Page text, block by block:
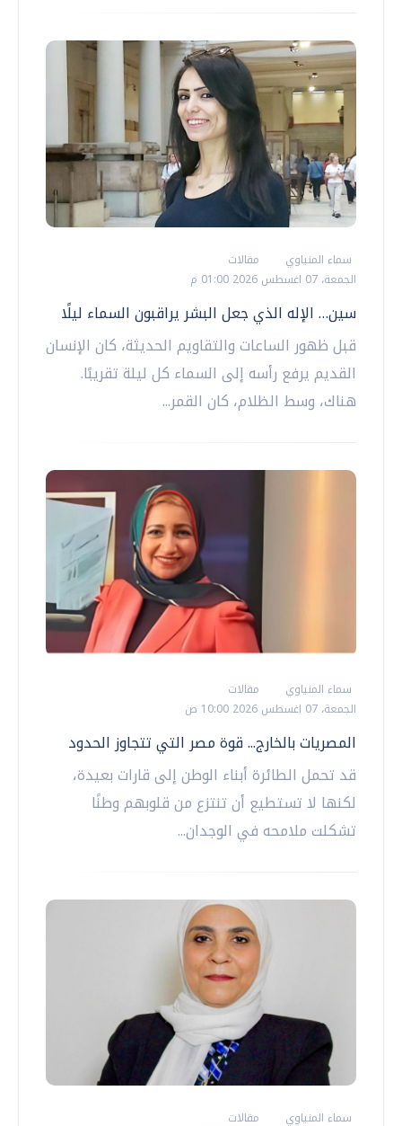
سماء المنياوي
مقالات
الجمعة، 07 اغسطس 2026 01:00 م
سين… الإله الذي جعل البشر يراقبون السماء ليلًا
قبل ظهور الساعات والتقاويم الحديثة، كان الإنسان
القديم يرفع رأسه إلى السماء كل ليلة تقريبًا.
هناك، وسط الظلام، كان القمر...
سماء المنياوي
مقالات
الجمعة، 07 اغسطس 2026 10:00 ص
المصريات بالخارج... قوة مصر التي تتجاوز الحدود
قد تحمل الطائرة أبناء الوطن إلى قارات بعيدة،
لكنها لا تستطيع أن تنتزع من قلوبهم وطنًا
تشكلت ملامحه في الوجدان...
سماء المنياوي
مقالات